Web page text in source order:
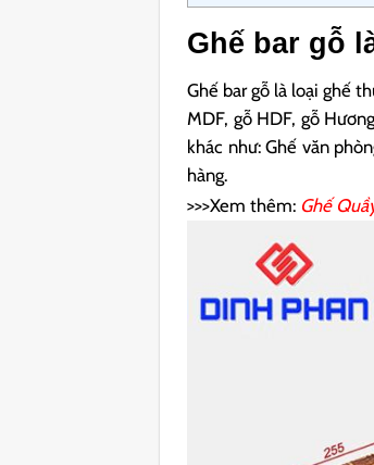
Ghế bar gỗ
Ghế bar gỗ là loại ghế
MDF, gỗ HDF, gỗ
khác như: Ghế văn
hàng.
>>>Xem thêm: Ghế